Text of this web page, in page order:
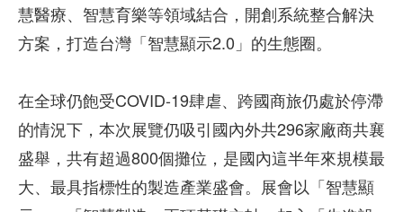
慧醫療、智慧育樂等領域結合，開創系統整合解決
方案，打造台灣「智慧顯示2.0」的生態圈。
在全球仍飽受COVID-19肆虐、跨國商旅仍處於停滯
的情況下，本次展覽仍吸引國內外共296家廠商共襄
盛舉，共有超過800個攤位，是國內這半年來規模最
大、最具指標性的製造產業盛會。展會以「智慧顯